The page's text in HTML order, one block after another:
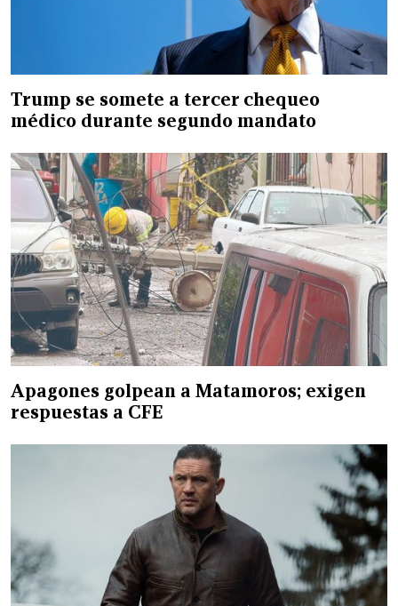
Trump se somete a tercer chequeo
médico durante segundo mandato
Apagones golpean a Matamoros; exigen
respuestas a CFE